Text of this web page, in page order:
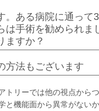
。ある病院に通って
は手術を勧められま
ますか？
方法もございます
トリーでは他の視点から
と機能面から異常がない